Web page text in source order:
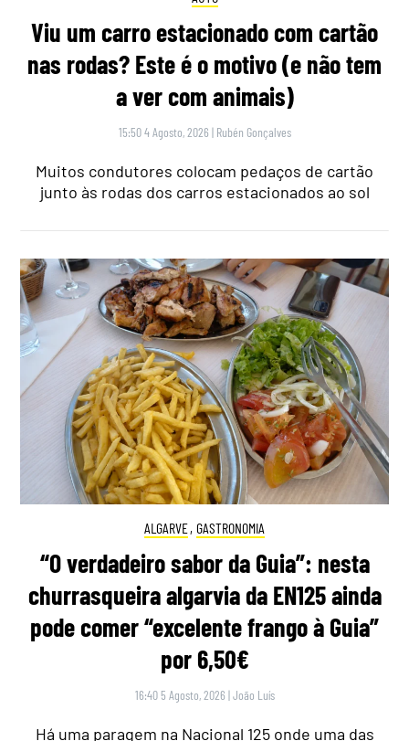
Viu um carro estacionado com cartão
nas rodas? Este é o motivo (e não tem
a ver com animais)
15:50 4 Agosto, 2026 | Rubén Gonçalves
Muitos condutores colocam pedaços de cartão
junto às rodas dos carros estacionados ao sol
ALGARVE, GASTRONOMIA
“O verdadeiro sabor da Guia”: nesta
churrasqueira algarvia da EN125 ainda
pode comer “excelente frango à Guia”
por 6,50€
16:40 5 Agosto, 2026 |João Luís
Há uma paragem na Nacional 125 onde uma das